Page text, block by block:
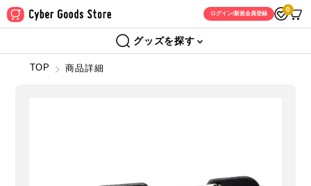
ログイン/新規会員登録
0
グッズを探す
TOP 商品詳細